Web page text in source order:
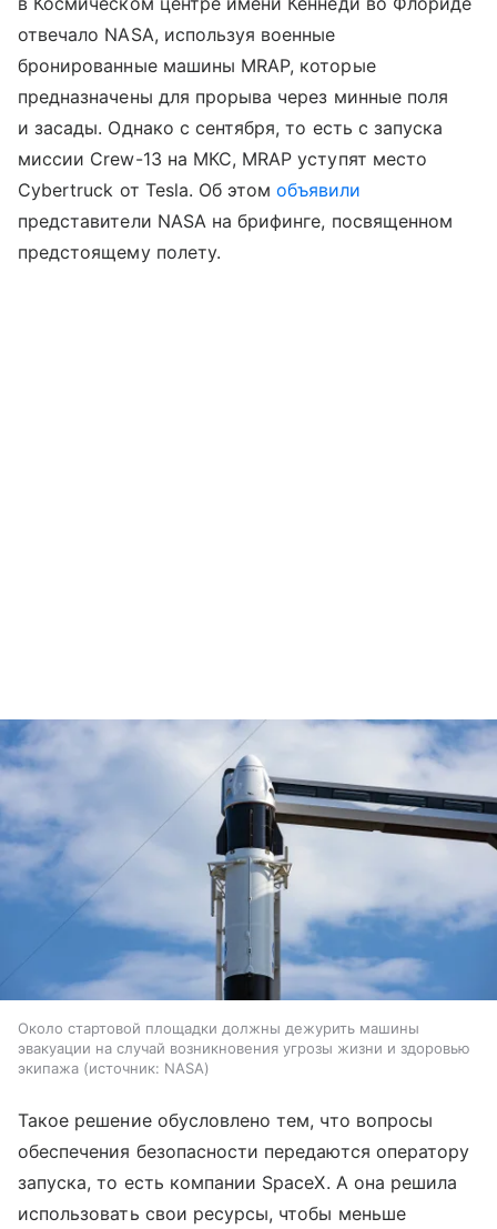
отвечало NASA, используя военные
бронированные машины MRAP, которые
предназначены для прорыва через минные поля
и засады. Однако с сентября, то есть с запуска
миссии Crew-13 на МКС, MRAP уступят место
Cybertruck от Tesla. Об этомобъявили
представители NASA на брифинге, посвященном
предстоящему полету.
Около стартовой площадки должны дежурить машины
эвакуации на случай возникновения угрозы жизни и здоровью
экипажа
источник: NASA
Такое решение обусловлено тем, что вопросы
обеспечения безопасности передаются оператору
запуска, то есть компании SpaceX. А она решила
использовать свои ресурсы, чтобы меньше